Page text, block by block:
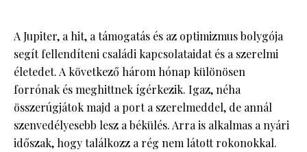
A Jupiter, a hit, a támogatás és az optimizmus bolygója
segít fellendíteni családi kapcsolataidat és a szerelmi
életedet. A következő három hónap különösen
forrónak és meghittnek ígérkezik. Igaz, néha
összerúgjátok majd a port a szerelmeddel, de annál
szenvedélyesebb lesz a békülés. Arra is alkalmas a nyári
időszak, hogy találkozz a rég nem látott rokonokkal.